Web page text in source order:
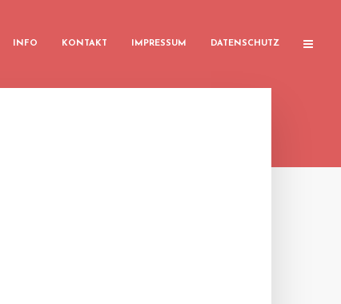
INFO KONTAKT IMPRESSUM DATENSCHUTZ